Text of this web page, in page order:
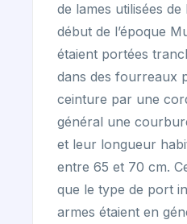
de lames utilisées de
début de l’époque
étaient portées
dans des fourreaux
ceinture par une
général une
et leur longueur
entre 65 et 70 cm.
que le type de port
armes étaient en